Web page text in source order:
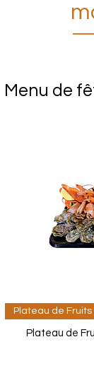
Menu de
Plateau de
Plateau de